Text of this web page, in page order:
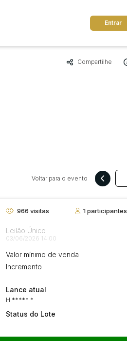
Cidade
Entrar
Compartilhe
Voltar para o evento
966 visitas 1participantes
Leilão Único
03/06/2026 14:00
Valor mínimo de venda
Incremento
Lance atual
H ***** *
Status do Lote